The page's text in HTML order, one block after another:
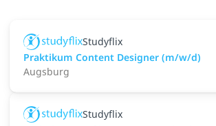
Studyflix
Praktikum Content Designer (m/w/d)
Augsburg
Studyflix